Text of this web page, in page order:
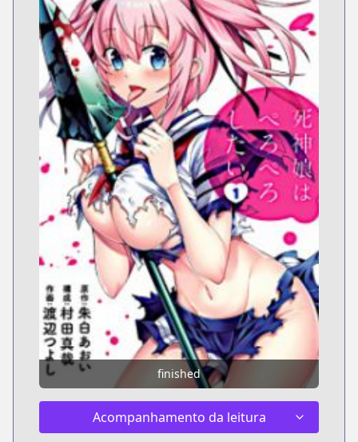
finished
Acompanhamento da leitura